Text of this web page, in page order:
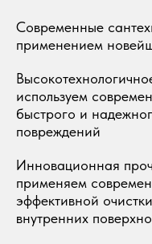
Современные
применением
используем
быстрого и
повреждений
Инновационная
применяем
эффективной
внутренних